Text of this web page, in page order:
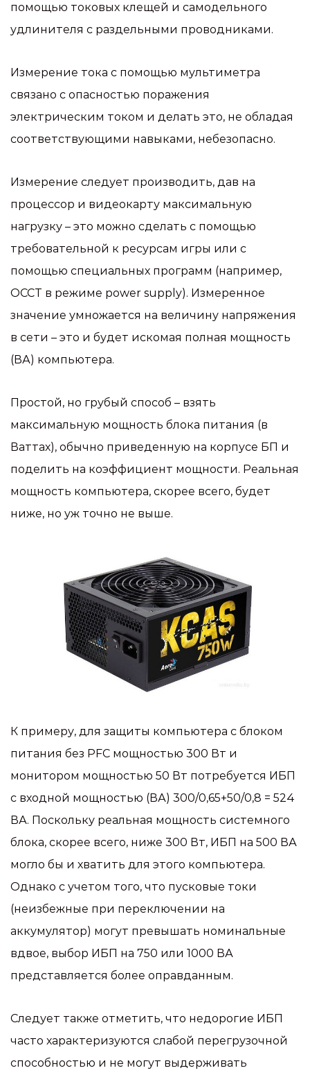
помощью токовых клещей и самодельного
удлинителя с раздельными проводниками.
Измерение тока с помощью мультиметра
связано с опасностью поражения
электрическим током и делать это, не обладая
соответствующими навыками, небезопасно.
Измерение следует производить, дав на
процессор и видеокарту максимальную
нагрузку – это можно сделать с помощью
требовательной к ресурсам игры или с
помощью специальных программ (например,
OCCT в режиме power supply). Измеренное
значение умножается на величину напряжения
в сети – это и будет искомая полная мощность
(ВА) компьютера.
Простой, но грубый способ – взять
максимальную мощность блока питания (в
Ваттах), обычно приведенную на корпусе БП и
поделить на коэффициент мощности. Реальная
мощность компьютера, скорее всего, будет
ниже, но уж точно не выше.
К примеру, для защиты компьютера с блоком
питания без PFC мощностью 300 Вт и
монитором мощностью 50 Вт потребуется ИБП
с входной мощностью (ВА) 300/0,65+50/0,8 = 524
ВА. Поскольку реальная мощность системного
блока, скорее всего, ниже 300 Вт, ИБП на 500 ВА
могло бы и хватить для этого компьютера.
Однако с учетом того, что пусковые токи
(неизбежные при переключении на
аккумулятор) могут превышать номинальные
вдвое, выбор ИБП на 750 или 1000 ВА
представляется более оправданным.
Следует также отметить, что недорогие ИБП
часто характеризуются слабой перегрузочной
способностью и не могут выдерживать